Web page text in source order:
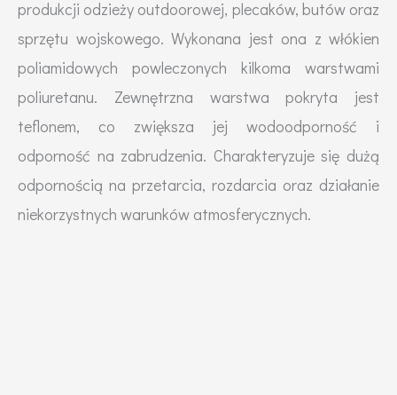
produkcji odzieży outdoorowej, plecaków, butów oraz
sprzętu wojskowego. Wykonana jest ona z włókien
poliamidowych powleczonych kilkoma warstwami
poliuretanu. Zewnętrzna warstwa pokryta jest
teflonem, co zwiększa jej wodoodporność i
odporność na zabrudzenia. Charakteryzuje się dużą
odpornością na przetarcia, rozdarcia oraz działanie
niekorzystnych warunków atmosferycznych.